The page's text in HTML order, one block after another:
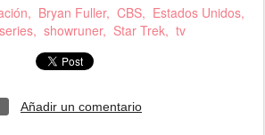
Bryan Fuller CBS
Estados Unidos
series showruner Star Trek tv
Añadir un comentario